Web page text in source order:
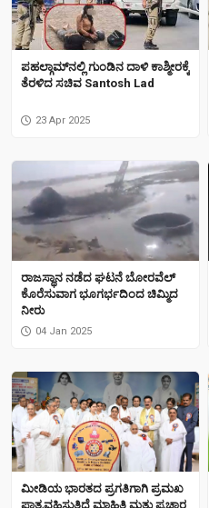
ಪಹಲ್ಗಾಮ್​ನಲ್ಲಿ ಗುಂಡಿನ ದಾಳಿ ಕಾಶ್ಮೀರಕ್ಕೆ
ತೆರಳಿದ ಸಚಿವ Santosh Lad
23 Apr 2025
ರಾಜಸ್ಥಾನ ನಡೆದ ಘಟನೆ ಬೋರವೆಲ್
ಕೊರೆಸುವಾಗ ಭೂಗರ್ಭದಿಂದ ಚಿಮ್ಮಿದ
ನೀರು
04 Jan 2025
ಮೀಡಿಯ ಭಾರತದ ಪ್ರಗತಿಗಾಗಿ ಪ್ರಮಖ
ಪಾತ್ರವಹಿಸುತ್ತಿದೆ ಮಾಹಿತಿ ಮತ್ತು ಪ್ರಚಾರ